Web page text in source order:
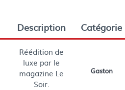
Description Catégorie
Réédition de
luxe par le
magazine Le
Soir.
Gaston